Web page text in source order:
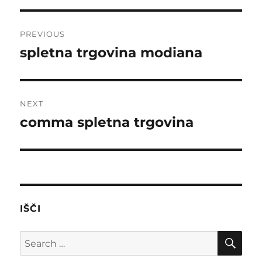
navigation
PREVIOUS
Previous
spletna trgovina modiana
NEXT
Next
comma spletna trgovina
IŠČI
Search
for: